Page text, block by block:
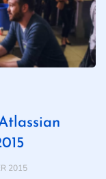
2015